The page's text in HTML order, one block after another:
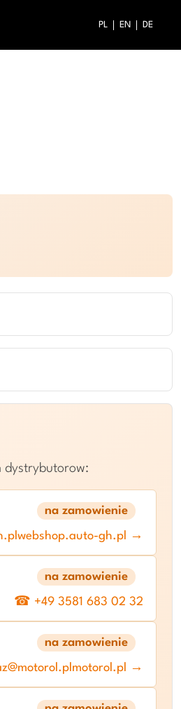
PL EN DE
dystrybutorow:
na zamowienie
webshop.auto-gh.pl →
na zamowienie
☎ +49 3581 683 02 32
na zamowienie
motorol.pl →